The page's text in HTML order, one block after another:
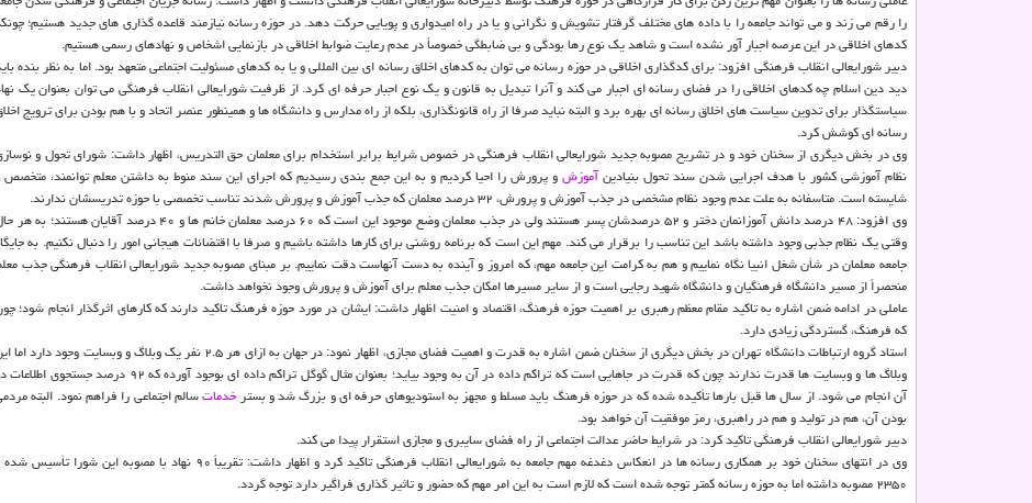
را رقم می زند و می تواند جامعه را با داده های مختلف گرفتار تشویش و نگرانی و یا در راه امیدواری و پویایی حرکت دهد. در حوزه رسانه نیازمند قاعده گذاری های جدید هستیم؛
کدهای اخلاقی در این عرصه اجبار آور نشده است و شاهد یک نوع رها بودگی و بی ضابطگی خصوصاً در عدم رعایت ضوابط اخلاقی در بازنمایی اشخاص و نهادهای رسمی هستیم.
دبیر شورایعالی انقلاب فرهنگی افزود: برای کدگذاری اخلاقی در حوزه رسانه می توان به کدهای اخلاق رسانه ای بین المللی و یا به کدهای مسئولیت اجتماعی متعهد بود. اما به نظر بنده
دید دین اسلام چه کدهای اخلاقی را در فضای رسانه ای اجبار می کند و آنرا تبدیل به قانون و یک نوع اجبار حرفه ای کرد. از ظرفیت شورایعالی انقلاب فرهنگی می توان بعنوان یک
سیاستگذار برای تدوین سیاست های اخلاق رسانه ای بهره برد و البته نباید صرفا از راه قانونگذاری، بلکه از راه مدارس و دانشگاه ها و همینطور عنصر اتحاد و با هم بودن برای ترویج
رسانه ای کوشش کرد.
وی در بخش دیگری از سخنان خود و در تشریح مصوبه جدید شورایعالی انقلاب فرهنگی در خصوص شرایط برابر استخدام برای معلمان حق التدریس، اظهار داشت: شورای تحول و
نظام آموزشی کشور با هدف اجرایی شدن سند تحول بنیادینآموزشو پرورش را احیا کردیم و به این جمع بندی رسیدیم که اجرای این سند منوط به داشتن معلم توانمند،
شایسته است. متاسفانه به علت عدم وجود نظام مشخصی در جذب آموزش و پرورش، ۳۲ درصد معلمان که جذب آموزش و پرورش شدند تناسب تخصصی با حوزه تدریسشان ندارند.
وی افزود: ۴۸ درصد دانش آموزانمان دختر و ۵۲ درصدشان پسر هستند ولی در جذب معلمان وضع موجود این است که ۶۰ درصد معلمان خانم ها و ۴۰ درصد آقایان هستند؛
وقتی یک نظام جذبی وجود داشته باشد این تناسب را برقرار می کند. مهم این است که برنامه روشنی برای کارها داشته باشیم و صرفا با اقتضائات هیجانی امور را دنبال نکنیم. به
جامعه معلمان در شأن شغل انبیا نگاه نماییم و هم به کرامت این جامعه مهم، که امروز و آینده به دست آنهاست دقت نماییم. بر مبنای مصوبه جدید شورایعالی انقلاب فرهنگی جذب
منحصراً از مسیر دانشگاه فرهنگیان و دانشگاه شهید رجایی است و از سایر مسیرها امکان جذب معلم برای آموزش و پرورش وجود نخواهد داشت.
عاملی در ادامه ضمن اشاره به تاکید مقام معظم رهبری بر اهمیت حوزه فرهنگ، اقتصاد و امنیت اظهار داشت: ایشان در مورد حوزه فرهنگ تاکید دارند که کارهای اثرگذار انجام شود؛
که فرهنگ، گستردگی زیادی دارد.
استاد گروه ارتباطات دانشگاه تهران در بخش دیگری از سخنان ضمن اشاره به قدرت و اهمیت فضای مجازی، اظهار نمود: در جهان به ازای هر ۲.۵ نفر یک وبلاگ و وبسایت وجود
وبلاگ ها و وبسایت ها قدرت ندارند چون که قدرت در جاهایی است که تراکم داده در آن به وجود بیاید؛ بعنوان مثال گوگل تراکم داده ای بوجود آورده که ۹۲ درصد
آن انجام می شود. از سال ها قبل بارها تأکیده شده که در حوزه فرهنگ باید مسلط و مجهز به استودیوهای حرفه ای و بزرگ شد و بسترخدماتسالم اجتماعی را فراهم نمود. البته
بودن آن، هم در تولید و هم در راهبری، رمز موفقیت آن خواهد بود.
دبیر شورایعالی انقلاب فرهنگی تاکید کرد: در شرایط حاضر عدالت اجتماعی از راه فضای سایبری و مجازی استقرار پیدا می کند.
وی در انتهای سخنان خود بر همکاری رسانه ها در انعکاس دغدغه مهم جامعه به شورایعالی انقلاب فرهنگی تاکید کرد و اظهار داشت: تقریباً ۹۰ نهاد با مصوبه این شورا
۲۳۵۰ مصوبه داشته اما به حوزه رسانه کمتر توجه شده است که لازم است به این امر مهم که حضور و تاثیر گذاری فراگیر دارد توجه گردد.